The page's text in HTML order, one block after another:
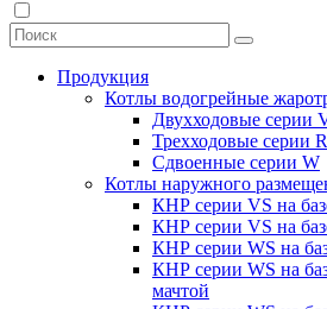
Продукция
Котлы водогрейные
Двухходовые серии
Трехходовые серии R
Сдвоенные серии W
Котлы наружного
КНР серии VS на
КНР серии VS на
КНР серии WS на
КНР серии WS на
мачтой